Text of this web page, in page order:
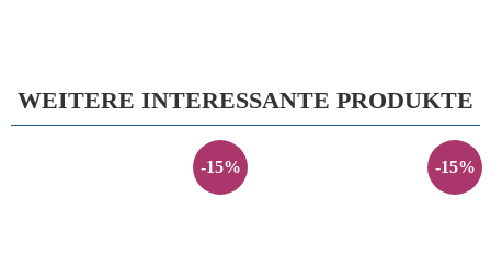
WEITERE INTERESSANTE PRODUKTE
-15% -15%